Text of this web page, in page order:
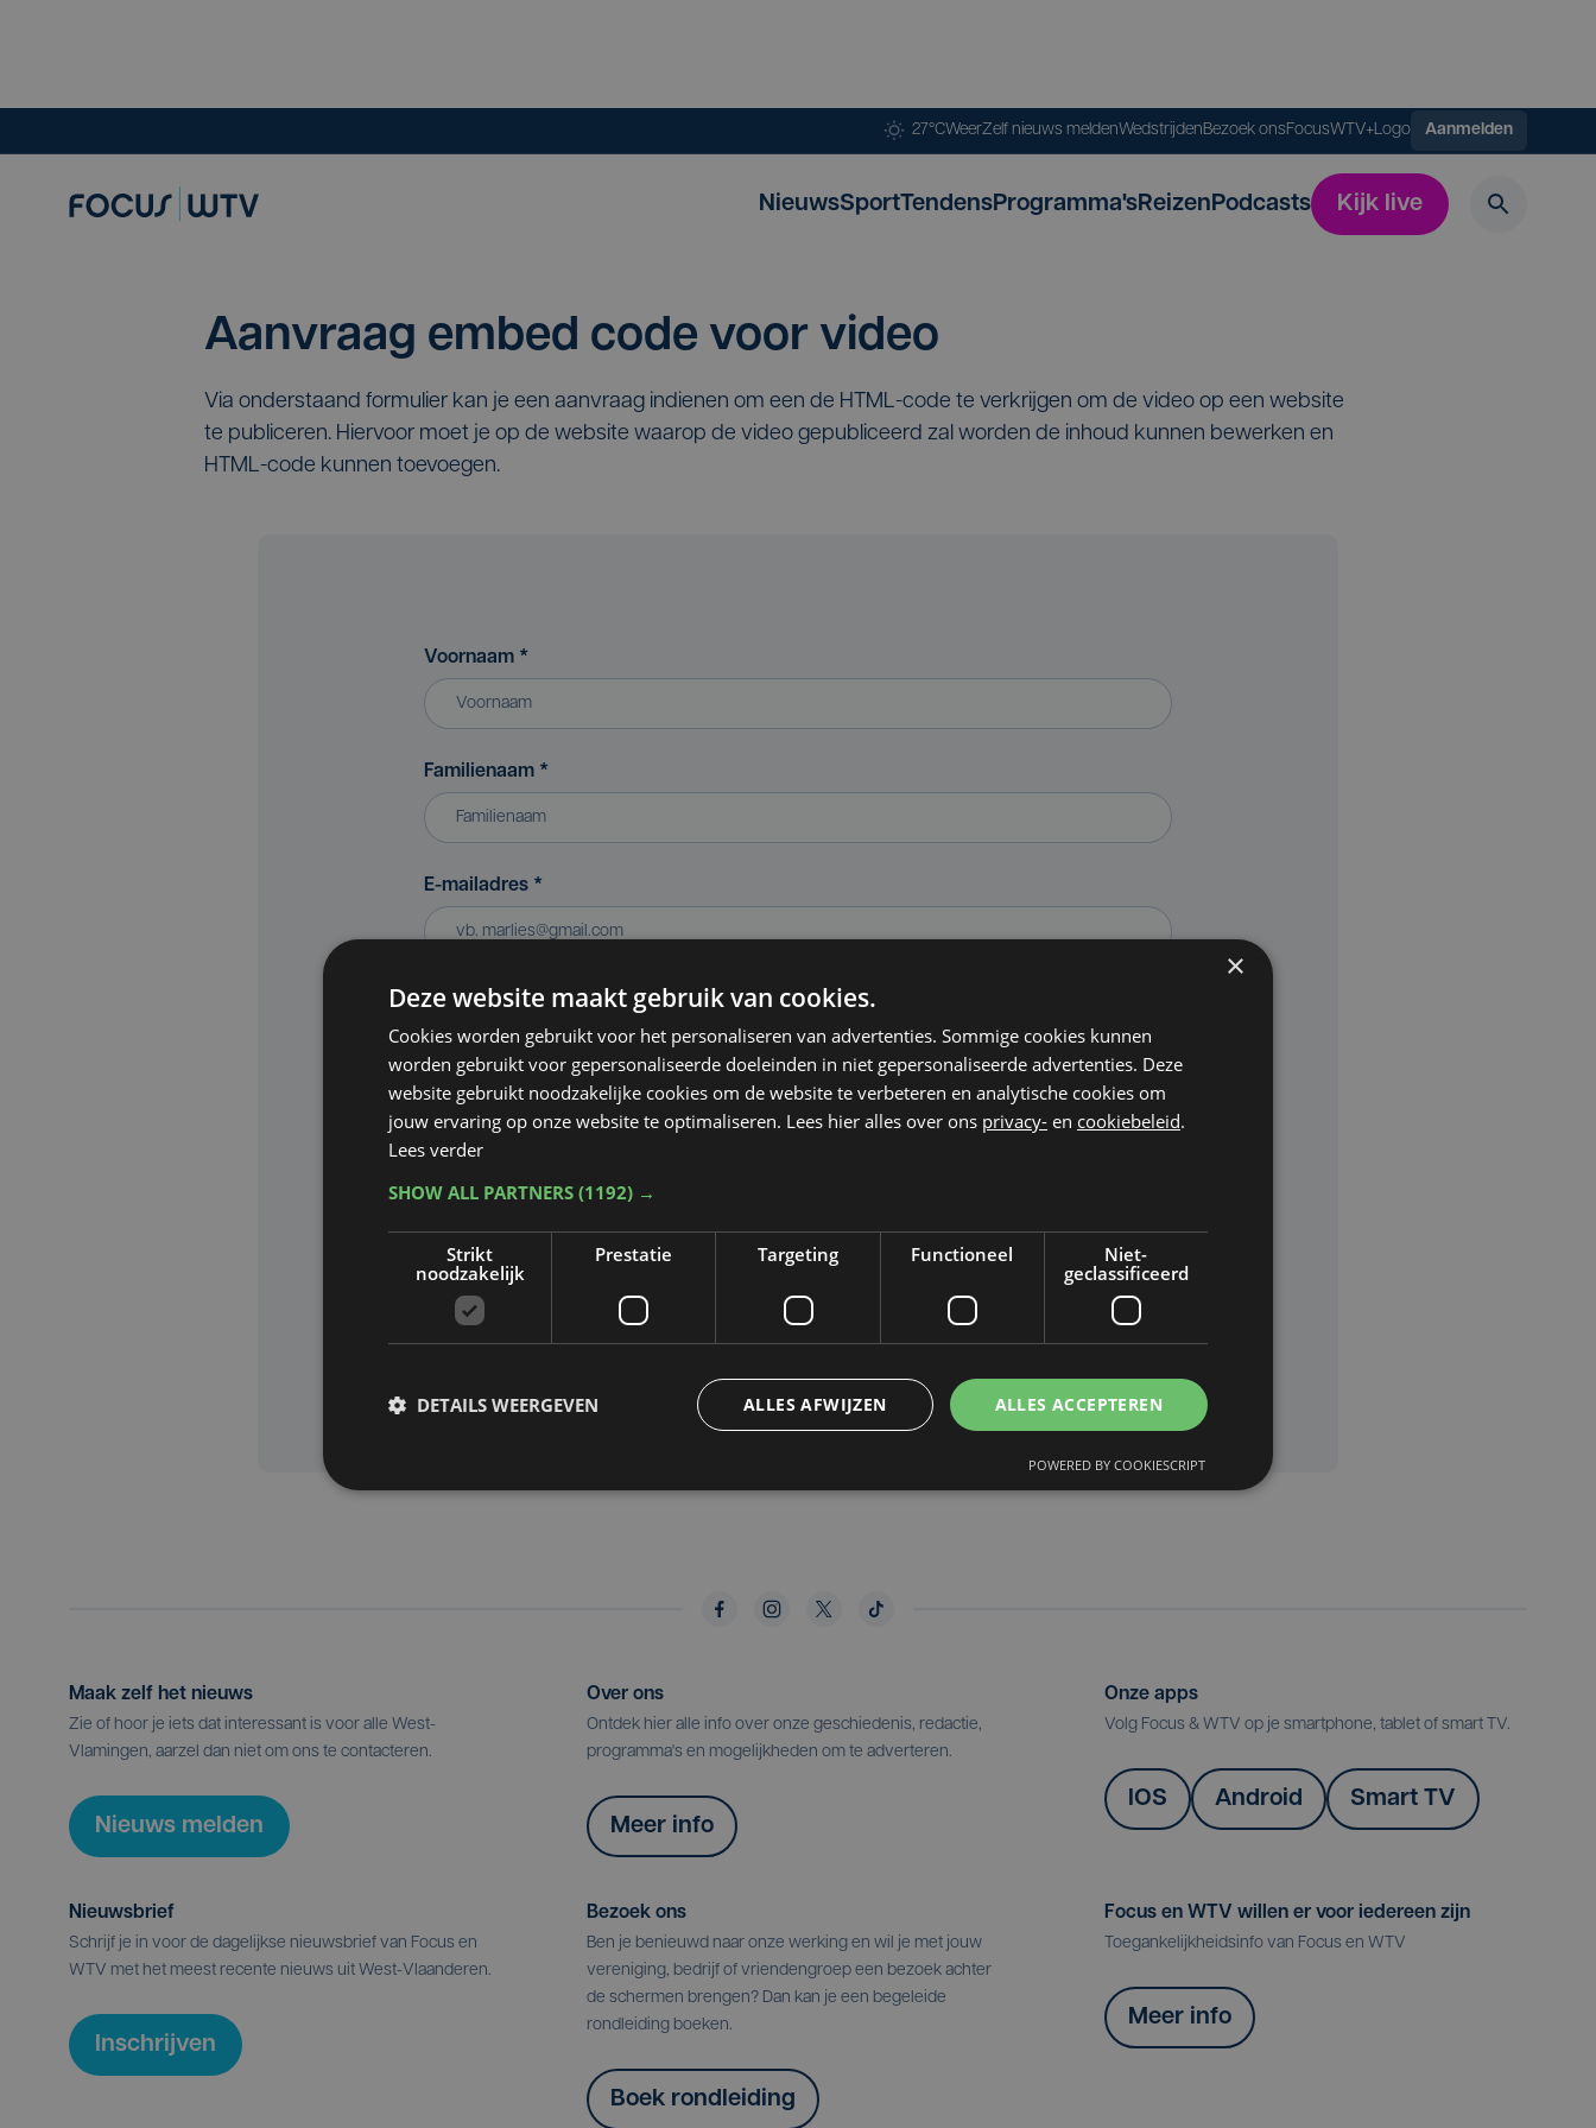
27°CWeerZelf nieuws meldenWedstrijdenBezoek onsFocusWTV+Logo Aanmelden
NieuwsSportTendensProgramma'sReizenPodcasts Kijk live
Aanvraag embed code voor video
Via onderstaand formulier kan je een aanvraag indienen om een de HTML-code te verkrijgen om de video op een website
te publiceren. Hiervoor moet je op de website waarop de video gepubliceerd zal worden de inhoud kunnen bewerken en
HTML-code kunnen toevoegen.
Voornaam *
Familienaam *
E-mailadres *
Bedrijf of vereniging (indien van toepassing)
Website waarop de video gepubliceerd zal worden*
Google zijn van toepassing.
Aanvragen
Maak zelf het nieuws
Zie of hoor je iets dat interessant is voor alle West-
Vlamingen, aarzel dan niet om ons te contacteren.
Nieuws melden
Over ons
Ontdek hier alle info over onze geschiedenis, redactie,
programma's en mogelijkheden om te adverteren.
Meer info
Onze apps
Volg Focus & WTV op je smartphone, tablet of smart TV.
IOS Android Smart TV
Nieuwsbrief
Schrijf je in voor de dagelijkse nieuwsbrief van Focus en
WTV met het meest recente nieuws uit West-Vlaanderen.
Inschrijven
Bezoek ons
Ben je benieuwd naar onze werking en wil je met jouw
vereniging, bedrijf of vriendengroep een bezoek achter
de schermen brengen? Dan kan je een begeleide
rondleiding boeken.
Boek rondleiding
Focus en WTV willen er voor iedereen zijn
Toegankelijkheidsinfo van Focus en WTV
Meer info
×
Deze website maakt gebruik van cookies.
Cookies worden gebruikt voor het personaliseren van advertenties. Sommige cookies kunnen
worden gebruikt voor gepersonaliseerde doeleinden in niet gepersonaliseerde advertenties. Deze
website gebruikt noodzakelijke cookies om de website te verbeteren en analytische cookies om
jouw ervaring op onze website te optimaliseren. Lees hier alles over ons privacy- en cookiebeleid.
Lees verder
SHOW ALL PARTNERS (1192) →
Strikt
noodzakelijk
Prestatie Targeting Functioneel
Niet-
geclassificeerd
ALLES ACCEPTEREN
ALLES AFWIJZEN
DETAILS WEERGEVEN
POWERED BY COOKIESCRIPT